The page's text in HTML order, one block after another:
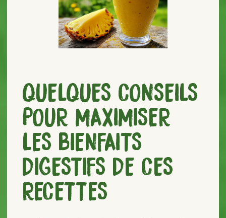
QUELQUES CONSEILS
POUR MAXIMISER
LES BIENFAITS
DIGESTIFS DE CES
RECETTES